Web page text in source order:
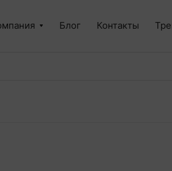
Блог Контакты